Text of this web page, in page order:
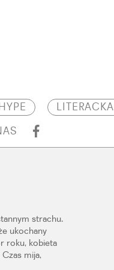
HYPE LITERACKA
strachu.
ukochany
roku, kobieta
mija,